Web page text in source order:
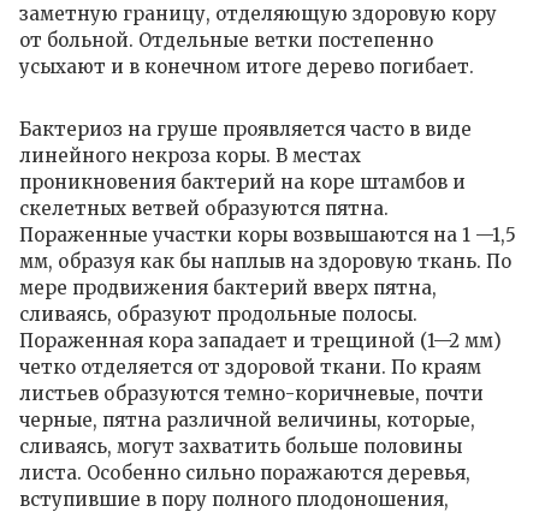
заметную границу, отделяющую здоровую кору
от больной. Отдельные ветки постепенно
усыхают и в конечном итоге дерево погибает.
Бактериоз на груше проявляется часто в виде
линейного некроза коры. В местах
проникновения бактерий на коре штамбов и
скелетных ветвей образуются пятна.
Пораженные участки коры возвышаются на 1 —1,5
мм, образуя как бы наплыв на здоровую ткань. По
мере продвижения бактерий вверх пятна,
сливаясь, образуют продольные полосы.
Пораженная кора западает и трещиной (1—2 мм)
четко отделяется от здоровой ткани. По краям
листьев образуются темно-коричневые, почти
черные, пятна различной величины, которые,
сливаясь, могут захватить больше половины
листа. Особенно сильно поражаются деревья,
вступившие в пору полного плодоношения,